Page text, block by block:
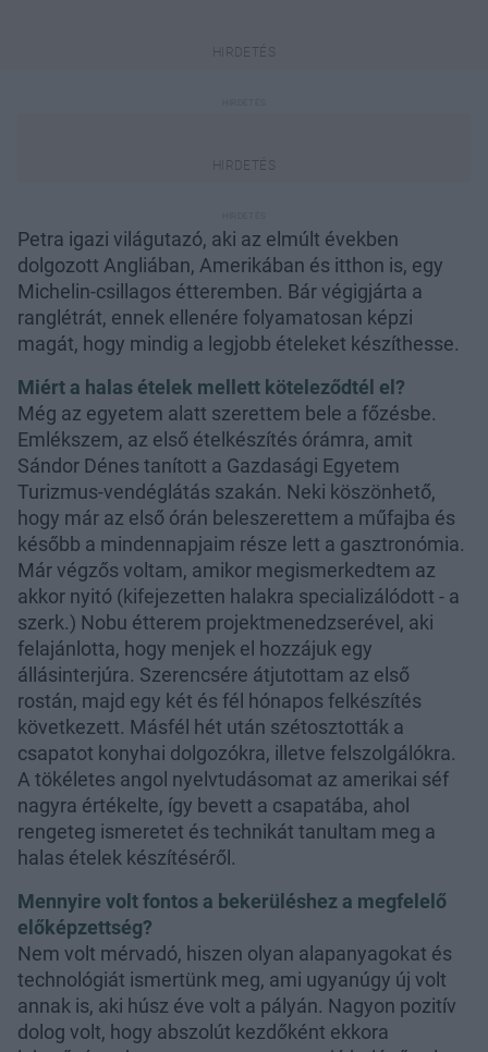
Petra igazi világutazó, aki az elmúlt években
dolgozott Angliában, Amerikában és itthon is, egy
Michelin-csillagos étteremben. Bár végigjárta a
ranglétrát, ennek ellenére folyamatosan képzi
magát, hogy mindig a legjobb ételeket készíthesse.
Miért a halas ételek mellett köteleződtél el?
Még az egyetem alatt szerettem bele a főzésbe.
Emlékszem, az első ételkészítés órámra, amit
Sándor Dénes tanított a Gazdasági Egyetem
Turizmus-vendéglátás szakán. Neki köszönhető,
hogy már az első órán beleszerettem a műfajba és
később a mindennapjaim része lett a gasztronómia.
Már végzős voltam, amikor megismerkedtem az
akkor nyitó (kifejezetten halakra specializálódott - a
szerk.) Nobu étterem projektmenedzserével, aki
felajánlotta, hogy menjek el hozzájuk egy
állásinterjúra. Szerencsére átjutottam az első
rostán, majd egy két és fél hónapos felkészítés
következett. Másfél hét után szétosztották a
csapatot konyhai dolgozókra, illetve felszolgálókra.
A tökéletes angol nyelvtudásomat az amerikai séf
nagyra értékelte, így bevett a csapatába, ahol
rengeteg ismeretet és technikát tanultam meg a
halas ételek készítéséről.
Mennyire volt fontos a bekerüléshez a megfelelő
előképzettség?
Nem volt mérvadó, hiszen olyan alapanyagokat és
technológiát ismertünk meg, ami ugyanúgy új volt
annak is, aki húsz éve volt a pályán. Nagyon pozitív
dolog volt, hogy abszolút kezdőként ekkora